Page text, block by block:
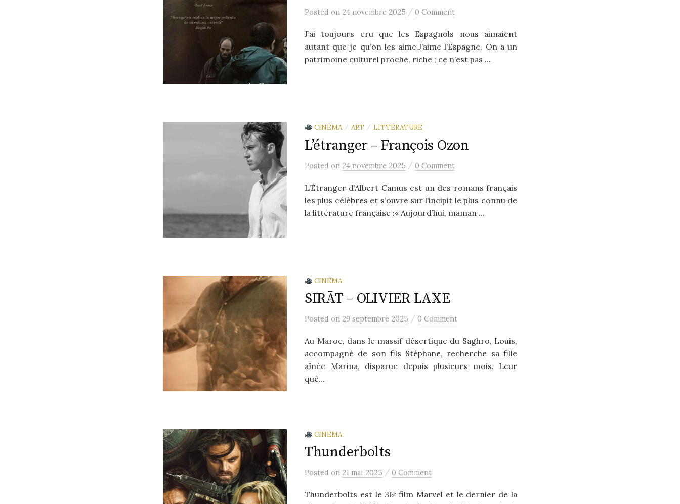
Posted on 24 novembre 2025 / 0 Comment
J’ai toujours cru que les Espagnols nous aimaient
autant que je qu’on les aime.J’aime l’Espagne. On a un
patrimoine culturel proche, riche ; ce n’est pas ...
CINÉMA / ART / LITTÉRATURE
L’étranger – François Ozon
Posted on 24 novembre 2025 / 0 Comment
L’Étranger d’Albert Camus est un des romans français
les plus célèbres et s’ouvre sur l’incipit le plus connu de
la littérature française :« Aujourd’hui, maman ...
CINÉMA
SIRĀT – OLIVIER LAXE
Posted on 29 septembre 2025 / 0 Comment
Au Maroc, dans le massif désertique du Saghro, Louis,
accompagné de son fils Stéphane, recherche sa fille
aînée Marina, disparue depuis plusieurs mois. Leur
quê...
CINÉMA
Thunderbolts
Posted on 21 mai 2025 / 0 Comment
Thunderbolts est le 36ᵉ film Marvel et le dernier de la